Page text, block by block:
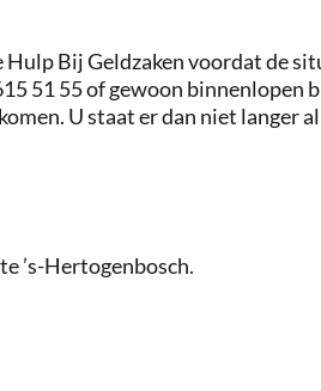
Hulp Bij Geldzaken voordat de
51 55 of gewoon binnenlopen
U staat er dan niet langer
’s-Hertogenbosch.